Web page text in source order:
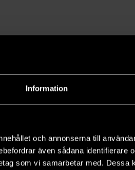
Information
och annonserna till
även sådana identifierare
som vi samarbetar med. Dessa